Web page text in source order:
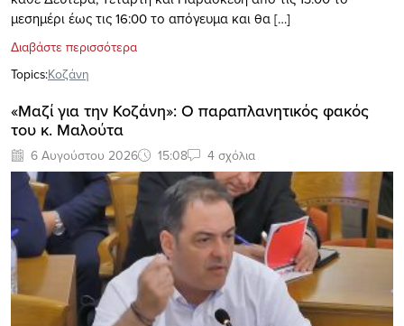
μεσημέρι έως τις 16:00 το απόγευμα και θα […]
Διαβάστε περισσότερα
Topics:Κοζάνη
«Μαζί για την Κοζάνη»: Ο παραπλανητικός φακός
του κ. Μαλούτα
6 Αυγούστου 2026 15:08 4 σχόλια